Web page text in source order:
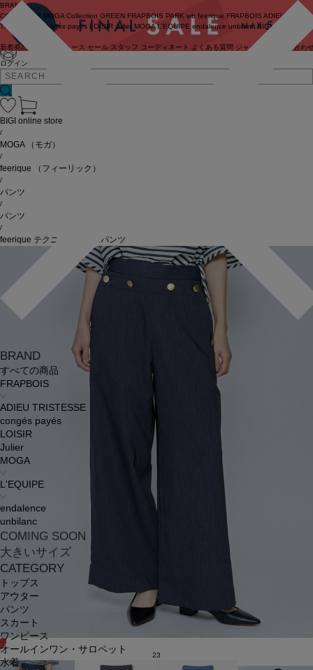
ログイン
BRAND
COUTURIER MOGA Collection GREEN FRAPBOIS PARK wb feerique FRAPBOIS ADIEU
TRISTESSE
congés payés LOISIR Julier MOGA L'EQUIPE endalence unbilanc BIGI online store
新着商品 ニュース セール スタッフ コーディネート よくある質問 ジャーナル お問い合わ
BRAND
すべての商品
FRAPBOIS
ADIEU TRISTESSE
congés payés
LOISIR
Julier
MOGA
L'EQUIPE
endalence
unbilanc
COMING SOON
大きいサイズ
CATEGORY
トップス
アウター
パンツ
スカート
ワンピース
オールインワン・サロペット
水着
BIGI online store
/
MOGA （モガ）
/
feerique （フィーリック）
/
パンツ
/
パンツ
/
feerique テクニカルデニムパンツ
23